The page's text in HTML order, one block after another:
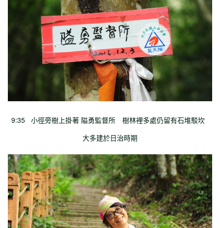
9:35 小徑旁樹上掛著 隘勇監督所 樹林裡多處仍留有石堆駁坎
大多建於日治時期